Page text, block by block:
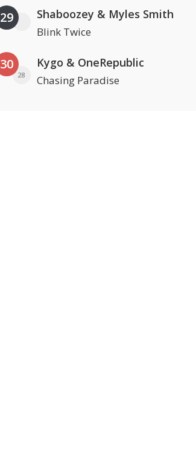
29 Shaboozey & Myles Smith
Blink Twice
30
28
Kygo & OneRepublic
Chasing Paradise